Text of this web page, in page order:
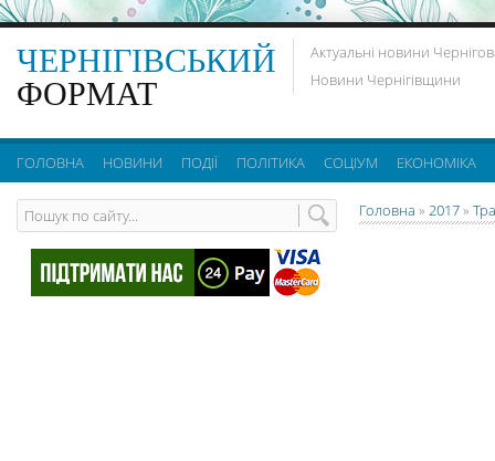
ЧЕРНІГІВСЬКИЙ
ФОРМАТ
Актуальні новини
Новини Чернігівщини
ГОЛОВНА НОВИНИ ПОДІЇ ПОЛІТИКА СОЦІУМ ЕКОНОМІКА
Головна » 2017»